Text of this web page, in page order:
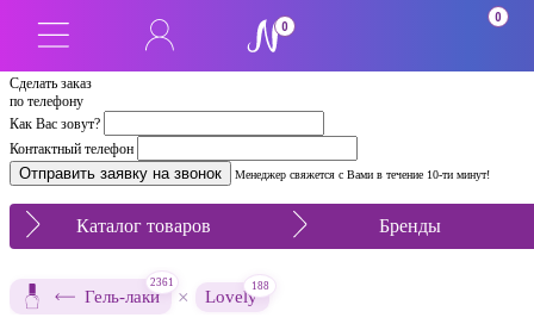
Сделать заказ
по телефону
Как Вас зовут?
Контактный телефон
Менеджер свяжется с Вами в течение 10-ти минут!
0
0
Каталог товаров Бренды
Гель-лаки
2361
× Lovely
188